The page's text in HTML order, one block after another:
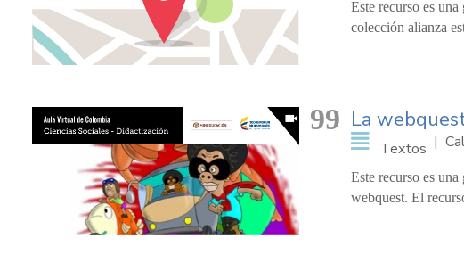
Este recurso es
colección alianza
99 La
Textos |
Este recurso es
webquest. El